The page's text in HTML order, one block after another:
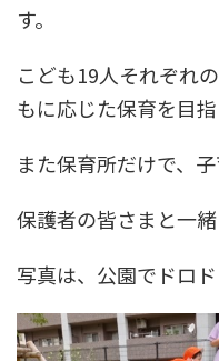
す。
こども19人それぞれ
もに応じた保育を目指
また保育所だけで、
保護者の皆さまと一緒
写真は、公園でドロ